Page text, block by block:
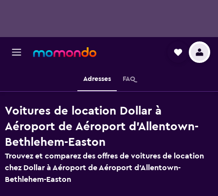
Adresses FAQ
Voitures de location Dollar à
Aéroport de Aéroport d'Allentown-
Bethlehem-Easton
Trouvez et comparez des offres de voitures de location
chez Dollar à Aéroport de Aéroport d'Allentown-
Bethlehem-Easton